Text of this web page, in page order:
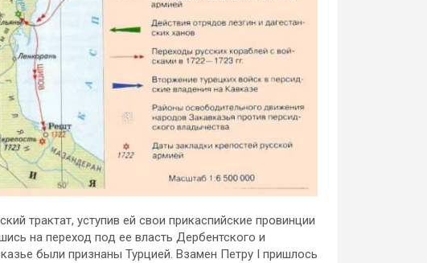
трактат, уступив ей свои прикаспийские провинции
на переход под ее власть Дербентского и
были признаны Турцией. Взамен Петру I пришлось